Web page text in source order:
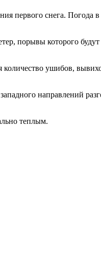
первого снега. Погода
порывы которого будут
количество ушибов,
направлений
теплым.